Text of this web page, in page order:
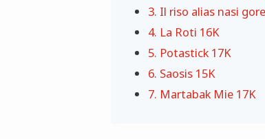
3. Il riso alias nasi
4. La Roti 16K
5. Potastick 17K
6. Saosis 15K
7. Martabak Mie 17K